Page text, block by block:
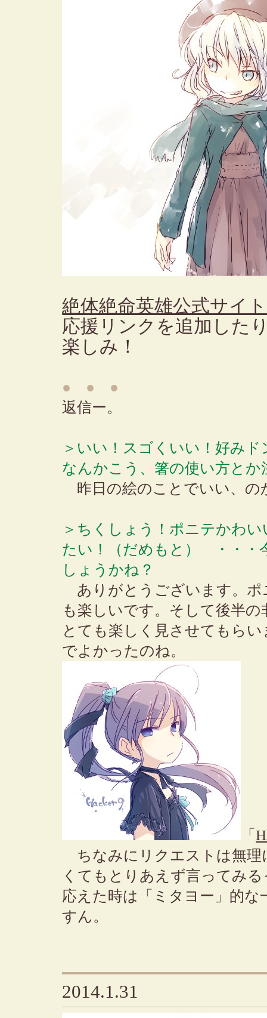
絶体絶命英雄公式サイ
応援リンクを追加した
楽しみ！
● ● ●
返信ー。
＞いい！スゴくいい！好みド
なんかこう、箸の使い方と
昨日の絵のことでいい、
＞ちくしょう！ポニテかわ
たい！（だめもと） ・・・
しょうかね？
ありがとうございます。ポ
も楽しいです。そして後半
とても楽しく見させてもら
でよかったのね。
「
ちなみにリクエストは無理
くてもとりあえず言ってみ
応えた時は「ミタヨー」的
すん。
2014.1.31